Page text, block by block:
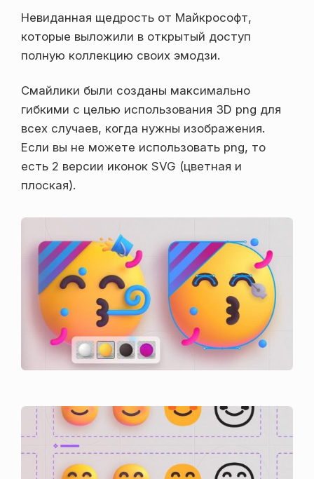
Невиданная щедрость от Майкрософт,
которые выложили в открытый доступ
полную коллекцию своих эмодзи.
Смайлики были созданы максимально
гибкими с целью использования 3D png для
всех случаев, когда нужны изображения.
Если вы не можете использовать png, то
есть 2 версии иконок SVG (цветная и
плоская).